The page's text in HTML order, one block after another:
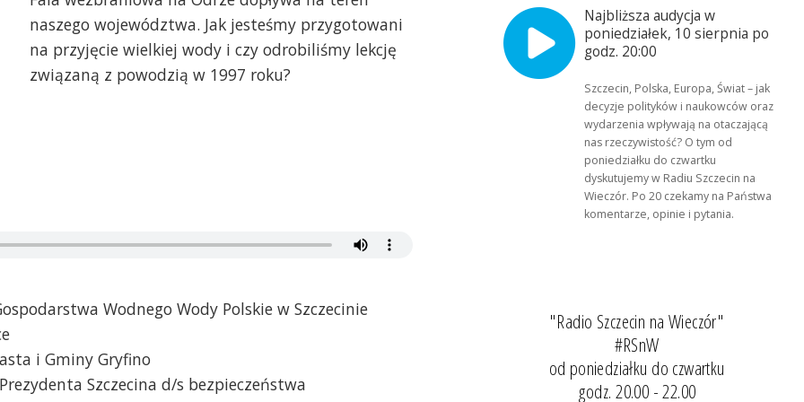
naszego województwa. Jak jesteśmy przygotowani
na przyjęcie wielkiej wody i czy odrobiliśmy lekcję
związaną z powodzią w 1997 roku?
Wodnego Wody Polskie w Szczecinie
i Gminy Gryfino
Szczecina d/s bezpieczeństwa
Najbliższa audycja w
poniedziałek, 10 sierpnia po
godz. 20:00
Szczecin, Polska, Europa, Świat – jak
decyzje polityków i naukowców oraz
wydarzenia wpływają na otaczającą
nas rzeczywistość? O tym od
poniedziałku do czwartku
dyskutujemy w Radiu Szczecin na
Wieczór. Po 20 czekamy na Państwa
komentarze, opinie i pytania.
"Radio Szczecin na Wieczór"
#RSnW
od poniedziałku do czwartku
godz. 20.00 - 22.00